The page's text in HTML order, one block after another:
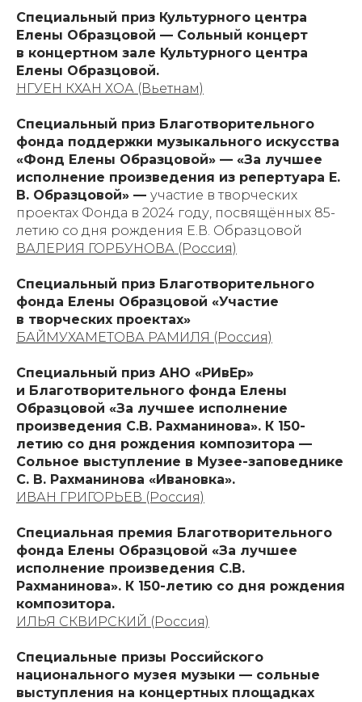
Специальный приз Культурного центра
Елены Образцовой — Сольный концерт
в концертном зале Культурного центра
Елены Образцовой.
НГУЕН КХАН ХОА (Вьетнам)
Специальный приз Благотворительного
фонда поддержки музыкального искусства
«Фонд Елены Образцовой» — «За лучшее
исполнение произведения из репертуара Е.
В. Образцовой» — участие в творческих
проектах Фонда в 2024 году, посвящённых 85-
летию со дня рождения Е.В. Образцовой
ВАЛЕРИЯ ГОРБУНОВА (Россия)
Специальный приз Благотворительного
фонда Елены Образцовой «Участие
в творческих проектах»
БАЙМУХАМЕТОВА РАМИЛЯ (Россия)
Специальный приз АНО «РИвЕр»
и Благотворительного фонда Елены
Образцовой «За лучшее исполнение
произведения С.В. Рахманинова». К 150-
летию со дня рождения композитора —
Сольное выступление в Музее-заповеднике
С. В. Рахманинова «Ивановка».
ИВАН ГРИГОРЬЕВ (Россия)
Специальная премия Благотворительного
фонда Елены Образцовой «За лучшее
исполнение произведения С.В.
Рахманинова». К 150-летию со дня рождения
композитора.
ИЛЬЯ СКВИРСКИЙ (Россия)
Специальные призы Российского
национального музея музыки — сольные
выступления на концертных площадках